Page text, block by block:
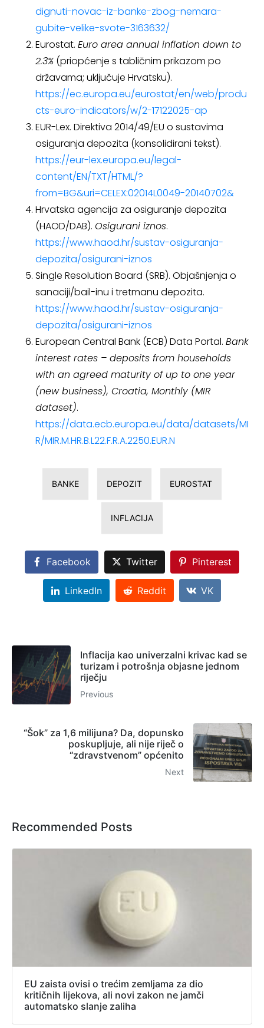
dignuti-novac-iz-banke-zbog-nemara-
gubite-velike-svote-3163632/
Eurostat. Euro area annual inflation down to
2.3% (priopćenje s tabličnim prikazom po
državama; uključuje Hrvatsku).
https://ec.europa.eu/eurostat/en/web/produ
cts-euro-indicators/w/2-17122025-ap
EUR-Lex. Direktiva 2014/49/EU o sustavima
osiguranja depozita (konsolidirani tekst).
https://eur-lex.europa.eu/legal-
content/EN/TXT/HTML/?
from=BG&uri=CELEX:02014L0049-20140702&
Hrvatska agencija za osiguranje depozita
(HAOD/DAB). Osigurani iznos.
https://www.haod.hr/sustav-osiguranja-
depozita/osigurani-iznos
Single Resolution Board (SRB). Objašnjenja o
sanaciji/bail-inu i tretmanu depozita.
https://www.haod.hr/sustav-osiguranja-
depozita/osigurani-iznos
European Central Bank (ECB) Data Portal. Bank
interest rates – deposits from households
with an agreed maturity of up to one year
(new business), Croatia, Monthly (MIR
dataset).
https://data.ecb.europa.eu/data/datasets/MI
R/MIR.M.HR.B.L22.F.R.A.2250.EUR.N
BANKE DEPOZIT EUROSTAT
INFLACIJA
Facebook Twitter Pinterest
LinkedIn Reddit VK
Inflacija kao univerzalni krivac kad se
turizam i potrošnja objasne jednom
riječju
Previous
“Šok” za 1,6 milijuna? Da, dopunsko
poskupljuje, ali nije riječ o
“zdravstvenom” općenito
Next
Recommended Posts
EU zaista ovisi o trećim zemljama za dio
kritičnih lijekova, ali novi zakon ne jamči
automatsko slanje zaliha